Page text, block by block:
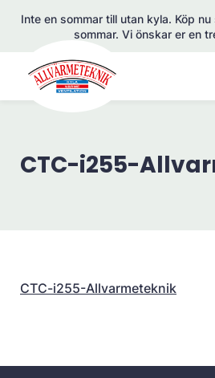
Inte en sommar till utan kyla. Köp
sommar. Vi önskar er en
CTC-i255-
CTC-i255-Allvarmeteknik